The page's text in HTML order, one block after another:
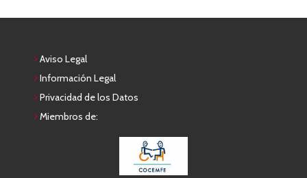
Aviso Legal
Información Legal
Privacidad de los Datos
Miembros de: